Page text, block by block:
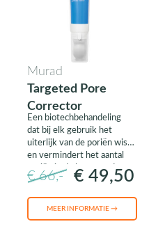
Murad
Targeted Pore
Corrector
Een biotechbehandeling
dat bij elk gebruik het
uiterlijk van de poriën wist
en vermindert het aantal
poriën in de loop van de
tijd.
€ 66,- € 49,50
MEER INFORMATIE →